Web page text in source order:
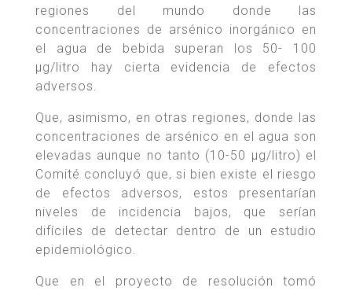
regiones del mundo donde las
concentraciones de arsénico inorgánico en
el agua de bebida superan los 50- 100
µg/litro hay cierta evidencia de efectos
adversos.
Que, asimismo, en otras regiones, donde las
concentraciones de arsénico en el agua son
elevadas aunque no tanto (10-50 µg/litro) el
Comité concluyó que, si bien existe el riesgo
de efectos adversos, estos presentarían
niveles de incidencia bajos, que serían
difíciles de detectar dentro de un estudio
epidemiológico.
Que en el proyecto de resolución tomó